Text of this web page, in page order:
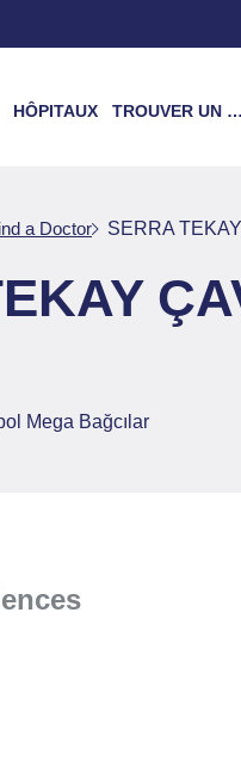
HÔPITAUX TROUVER UN MÉDECIN
a Doctor SERRA
Mega Bağcılar